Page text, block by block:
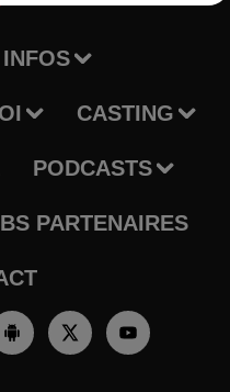
INFOS
CASTING
PODCASTS
PARTENAIRES